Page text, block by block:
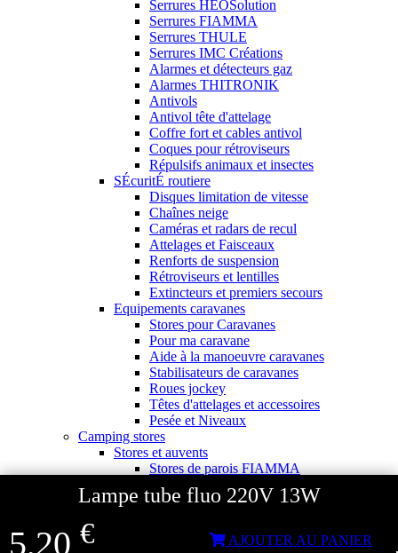
Lampe tube fluo 220V 13W
5,20 € AJOUTER AU PANIER
Serrures HEOSolution
Serrures FIAMMA
Serrures THULE
Serrures IMC Créations
Alarmes et détecteurs gaz
Alarmes THITRONIK
Antivols
Antivol tête d'attelage
Coffre fort et cables antivol
Coques pour rétroviseurs
Répulsifs animaux et insectes
SÉcuritÉ routiere
Disques limitation de vitesse
Chaînes neige
Caméras et radars de recul
Attelages et Faisceaux
Renforts de suspension
Rétroviseurs et lentilles
Extincteurs et premiers secours
Equipements caravanes
Stores pour Caravanes
Pour ma caravane
Aide à la manoeuvre caravanes
Stabilisateurs de caravanes
Roues jockey
Têtes d'attelages et accessoires
Pesée et Niveaux
Camping stores
Stores et auvents
Stores de parois FIAMMA
Stores de parois THULE
Stores pour fourgons
Stores de toit THULE
Adaptateurs stores